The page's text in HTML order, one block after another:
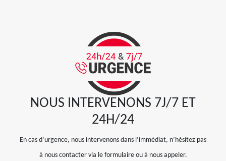
NOUS INTERVENONS 7J/7 ET
24H/24
En cas d’urgence, nous intervenons dans l’immédiat, n’hésitez pas
à nous contacter via le formulaire ou à nous appeler.